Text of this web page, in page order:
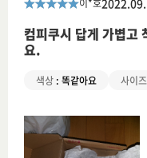
이*호
컴피쿠시 답게 가볍고
요.
색상 : 똑같아요 사이즈